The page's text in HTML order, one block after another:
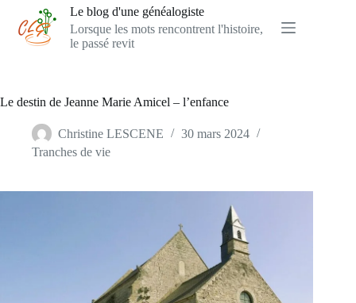
contenu
Le blog d'une généalogiste
Lorsque les mots rencontrent l'histoire,
le passé revit
Le destin de Jeanne Marie Amicel – l’enfance
Christine LESCENE
30 mars 2024
Tranches de vie